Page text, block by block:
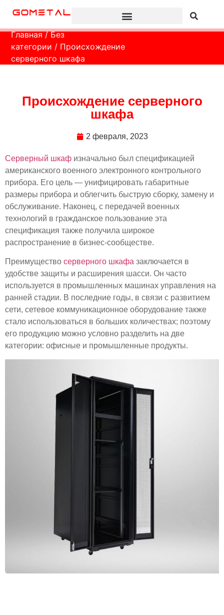
Главная/Без
категории / Происхождение
серверного шкафа
Происхождение серверного
шкафа
2 февраля, 2023
Серверный шкаф изначально был спецификацией
американского военного электронного контрольного
прибора. Его цель — унифицировать габаритные
размеры прибора и облегчить быструю сборку, замену и
обслуживание. Наконец, с передачей военных
технологий в гражданское пользование эта
спецификация также получила широкое
распространение в бизнес-сообществе.
Преимущество серверного шкафа заключается в
удобстве защиты и расширения шасси. Он часто
используется в промышленных машинах управления на
ранней стадии. В последние годы, в связи с развитием
сети, сетевое коммуникационное оборудование также
стало использоваться в больших количествах; поэтому
его продукцию можно условно разделить на две
категории: офисные и промышленные продукты.